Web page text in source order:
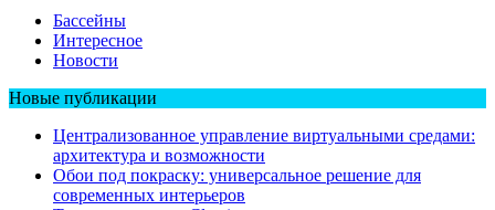
Бассейны
Интересное
Новости
Новые публикации
Централизованное управление виртуальными средами:
архитектура и возможности
Обои под покраску: универсальное решение для
современных интерьеров